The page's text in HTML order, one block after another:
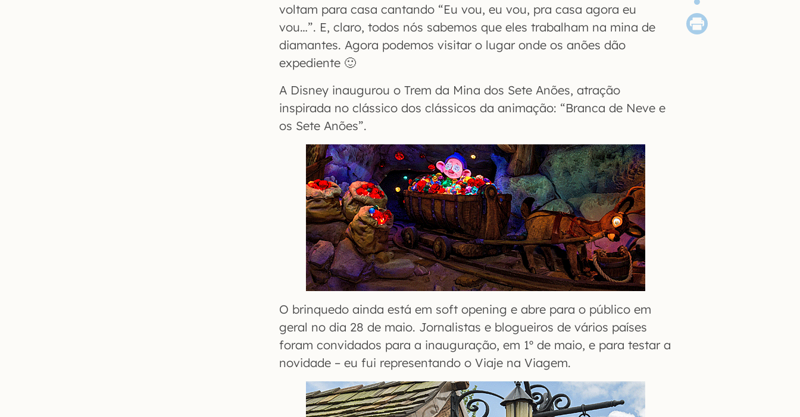
voltam para casa cantando “Eu vou, eu vou, pra casa agora eu
vou…”. E, claro, todos nós sabemos que eles trabalham na mina de
diamantes. Agora podemos visitar o lugar onde os anões dão
expediente 🙂
A Disney inaugurou o Trem da Mina dos Sete Anões, atração
inspirada no clássico dos clássicos da animação: “Branca de Neve e
os Sete Anões”.
O brinquedo ainda está em soft opening e abre para o público em
geral no dia 28 de maio. Jornalistas e blogueiros de vários países
foram convidados para a inauguração, em 1º de maio, e para testar a
novidade – eu fui representando o Viaje na Viagem.